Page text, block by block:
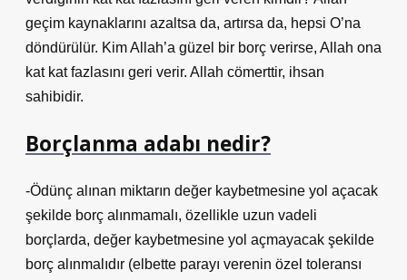
geçim kaynaklarını azaltsa da, artırsa da, hepsi O’na
döndürülür. Kim Allah’a güzel bir borç verirse, Allah ona
kat kat fazlasını geri verir. Allah cömerttir, ihsan
sahibidir.
Borçlanma adabı nedir?
-Ödünç alınan miktarın değer kaybetmesine yol açacak
şekilde borç alınmamalı, özellikle uzun vadeli
borçlarda, değer kaybetmesine yol açmayacak şekilde
borç alınmalıdır (elbette parayı verenin özel toleransı